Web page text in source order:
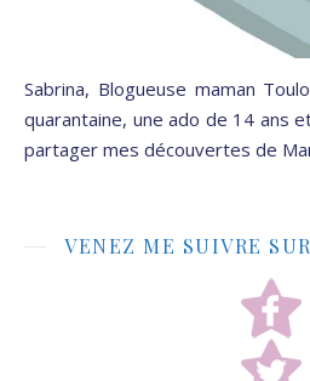
Sabrina, Blogueuse maman
quarantaine, une ado de 14 ans
partager mes découvertes de
VENEZ ME SUIVRE